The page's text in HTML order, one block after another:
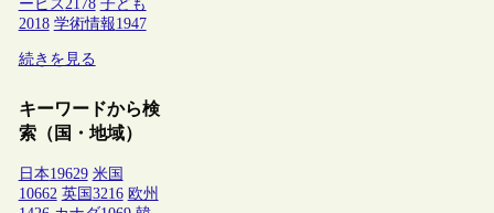
ービス2178 子ども
2018 学術情報1947
続きを見る
キーワードから検
索（国・地域）
日本19629 米国
10662 英国 3216 欧州